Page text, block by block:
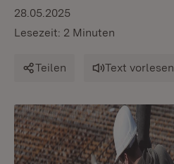
28.05.2025
Lesezeit: 2 Minuten
Teilen Text vorlesen